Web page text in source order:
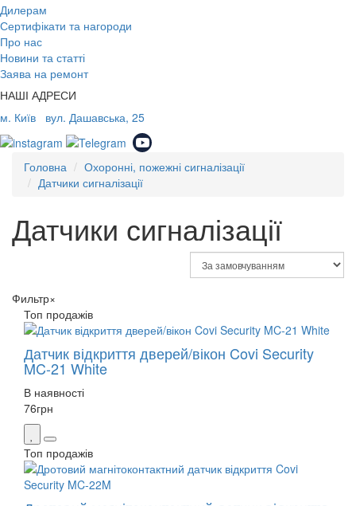
Дилерам
Сертифікати та нагороди
Про нас
Новини та статті
Заява на ремонт
НАШІ АДРЕСИ
м. Київ
вул. Дашавська, 25
Головна
Охоронні, пожежні сигналізації
Датчики сигналізації
Датчики сигналізації
Фильтр×
Топ продажів
Датчик відкриття дверей/вікон Covi Security
MC-21 White
В наявності
76грн
Топ продажів